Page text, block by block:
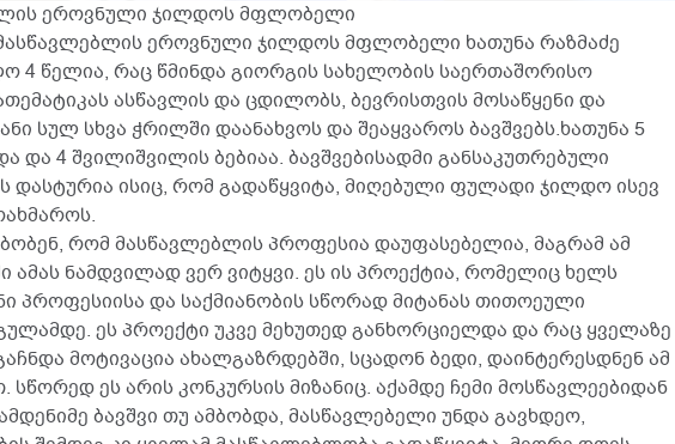
ეროვნული ჯილდოს მფლობელი
ეროვნული ჯილდოს მფლობელი ხათუნა რაზმაძე
4 წელია, რაც წმინდა გიორგის სახელობის საერთაშორისო
ასწავლის და ცდილობს, ბევრისთვის მოსაწყენი და
სულ სხვა ჭრილში დაანახვოს და შეაყვაროს ბავშვებს.ხათუნა 5
და 4 შვილიშვილის ბებიაა. ბავშვებისადმი განსაკუთრებული
დასტურია ისიც, რომ გადაწყვიტა, მიღებული ფულადი ჯილდო ისევ
რომ მასწავლებლის პროფესია დაუფასებელია, მაგრამ ამ
ამას ნამდვილად ვერ ვიტყვი. ეს ის პროექტია, რომელიც ხელს
პროფესიისა და საქმიანობის სწორად მიტანას თითოეული
ეს პროექტი უკვე მეხუთედ განხორციელდა და რაც ყველაზე
მოტივაცია ახალგაზრდებში, სცადონ ბედი, დაინტერესდნენ ამ
ეს არის კონკურსის მიზანიც. აქამდე ჩემი მოსწავლეებიდან
ბავშვი თუ ამბობდა, მასწავლებელი უნდა გავხდეო,